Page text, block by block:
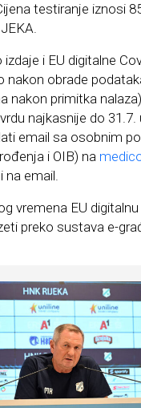
testiranje iznosi
i EU digitalne
nakon obrade
nakon primitka
najkasnije do 31.7.
email sa osobnim
i OIB) na
na email.
vremena EU
preko sustava e-